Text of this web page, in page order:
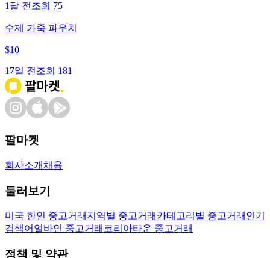
1달 전 조회 75
수제 가죽 파우치
$10
17일 전 조회 181
팔마켓
회사소개 채용
둘러보기
미국 한인 중고거래 지역별 중고거래 카테고리별 중고거래 인기
검색어 얼바인 중고거래 코리아타운 중고거래
정책 및 약관